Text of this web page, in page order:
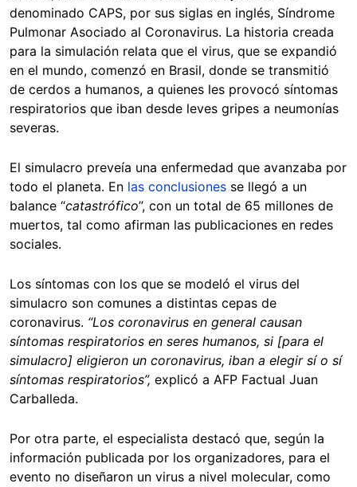
denominado CAPS, por sus siglas en inglés, Síndrome
Pulmonar Asociado al Coronavirus. La historia creada
para la simulación relata que el virus, que se expandió
en el mundo, comenzó en Brasil, donde se transmitió
de cerdos a humanos, a quienes les provocó síntomas
respiratorios que iban desde leves gripes a neumonías
severas.
El simulacro preveía una enfermedad que avanzaba por
todo el planeta. En las conclusiones se llegó a un
balance “catastrófico”, con un total de 65 millones de
muertos, tal como afirman las publicaciones en redes
sociales.
Los síntomas con los que se modeló el virus del
simulacro son comunes a distintas cepas de
coronavirus. “Los coronavirus en general causan
síntomas respiratorios en seres humanos, si [para el
simulacro] eligieron un coronavirus, iban a elegir sí o sí
síntomas respiratorios”, explicó a AFP Factual Juan
Carballeda.
Por otra parte, el especialista destacó que, según la
información publicada por los organizadores, para el
evento no diseñaron un virus a nivel molecular, como